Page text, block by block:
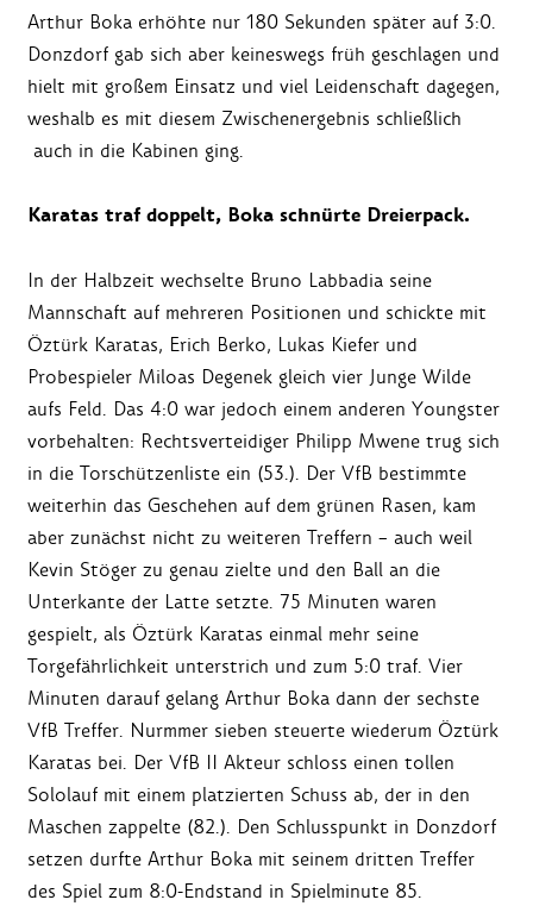
Arthur Boka erhöhte nur 180 Sekunden später auf 3:0.
Donzdorf gab sich aber keineswegs früh geschlagen und
hielt mit großem Einsatz und viel Leidenschaft dagegen,
weshalb es mit diesem Zwischenergebnis schließlich
auch in die Kabinen ging.
Karatas traf doppelt, Boka schnürte Dreierpack.
In der Halbzeit wechselte Bruno Labbadia seine
Mannschaft auf mehreren Positionen und schickte mit
Öztürk Karatas, Erich Berko, Lukas Kiefer und
Probespieler Miloas Degenek gleich vier Junge Wilde
aufs Feld. Das 4:0 war jedoch einem anderen Youngster
vorbehalten: Rechtsverteidiger Philipp Mwene trug sich
in die Torschützenliste ein (53.). Der VfB bestimmte
weiterhin das Geschehen auf dem grünen Rasen, kam
aber zunächst nicht zu weiteren Treffern – auch weil
Kevin Stöger zu genau zielte und den Ball an die
Unterkante der Latte setzte. 75 Minuten waren
gespielt, als Öztürk Karatas einmal mehr seine
Torgefährlichkeit unterstrich und zum 5:0 traf. Vier
Minuten darauf gelang Arthur Boka dann der sechste
VfB Treffer. Nurmmer sieben steuerte wiederum Öztürk
Karatas bei. Der VfB II Akteur schloss einen tollen
Sololauf mit einem platzierten Schuss ab, der in den
Maschen zappelte (82.). Den Schlusspunkt in Donzdorf
setzen durfte Arthur Boka mit seinem dritten Treffer
des Spiel zum 8:0-Endstand in Spielminute 85.